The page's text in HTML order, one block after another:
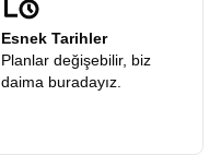
Esnek Tarihler
Planlar değişebilir, biz
daima buradayız.